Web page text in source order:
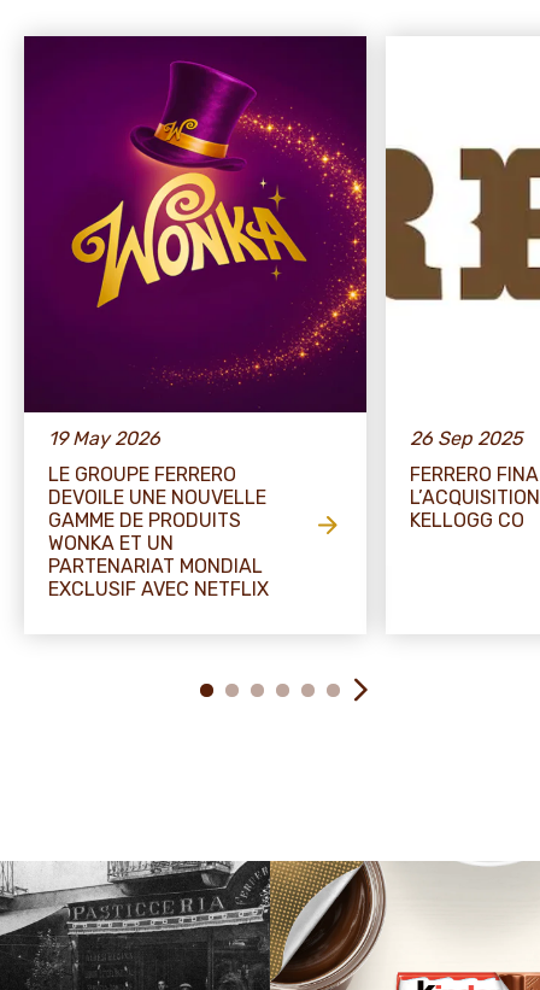
19 May 2026
LE GROUPE FERRERO
DEVOILE UNE NOUVELLE
GAMME DE PRODUITS
WONKA ET UN
PARTENARIAT MONDIAL
EXCLUSIF AVEC NETFLIX
26 Sep 2025
FERRERO
KELLOGG CO